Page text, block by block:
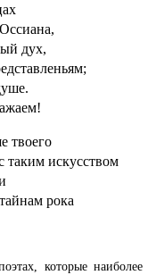
дух,
твоего
таким искусством
рока
которые наиболее